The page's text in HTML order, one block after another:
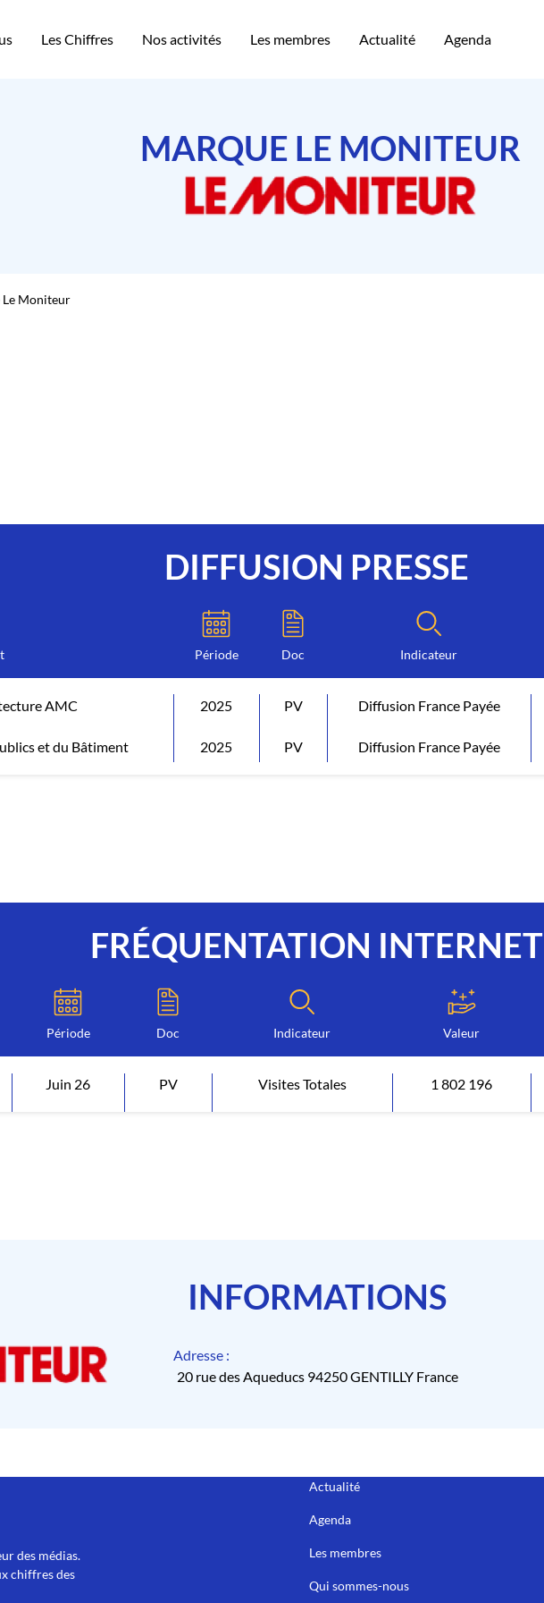
Les Chiffres Nos activités Les membres Actualité Agenda
MARQUE LE MONITEUR
Le Moniteur
DIFFUSION PRESSE
Période Doc Indicateur
AMC 2025 PV Diffusion France Payée
et du Bâtiment 2025 PV Diffusion France Payée
FRÉQUENTATION INTERNET
Période Doc Indicateur Valeur
Juin 26 PV Visites Totales 1 802 196
INFORMATIONS
Adresse :
20 rue des Aqueducs 94250 GENTILLY France
des médias.
chiffres des
Actualité
Agenda
Les membres
Qui sommes-nous